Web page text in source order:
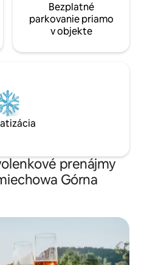
Bezplatné
parkovanie priamo
v objekte
prenájmy
Górna